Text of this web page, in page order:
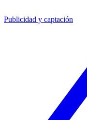
Publicidad y captación